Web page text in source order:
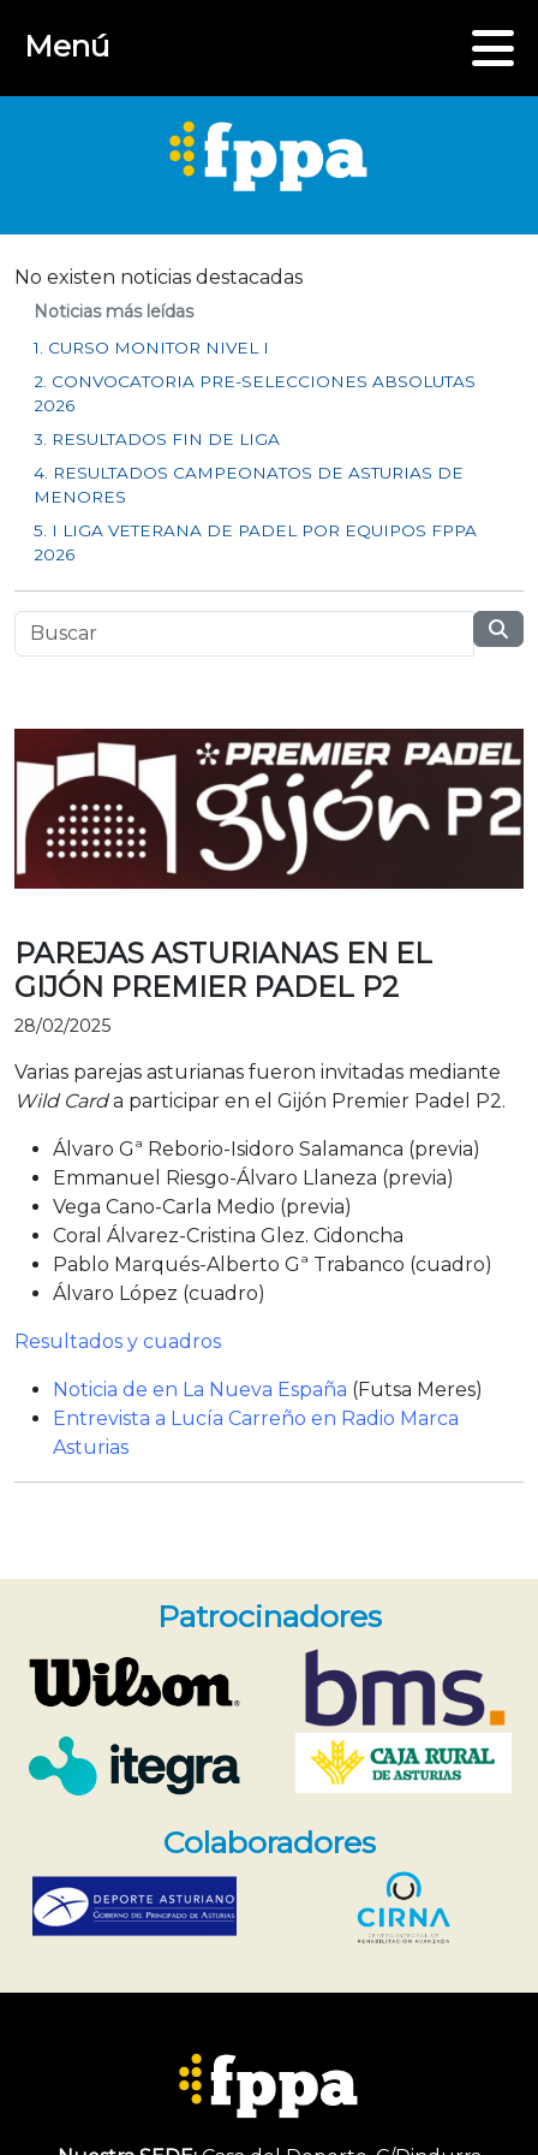
Menú
No existen noticias destacadas
Noticias más leídas
1. CURSO MONITOR NIVEL I
2. CONVOCATORIA PRE-SELECCIONES ABSOLUTAS
2026
3. RESULTADOS FIN DE LIGA
4. RESULTADOS CAMPEONATOS DE ASTURIAS DE
MENORES
5. I LIGA VETERANA DE PADEL POR EQUIPOS FPPA
2026
PAREJAS ASTURIANAS EN EL
GIJÓN PREMIER PADEL P2
28/02/2025
Varias parejas asturianas fueron invitadas mediante
Wild Carda participar en el Gijón Premier Padel P2.
Álvaro Gª Reborio-Isidoro Salamanca (previa)
Emmanuel Riesgo-Álvaro Llaneza (previa)
Vega Cano-Carla Medio (previa)
Coral Álvarez-Cristina Glez. Cidoncha
Pablo Marqués-Alberto Gª Trabanco (cuadro)
Álvaro López (cuadro)
Resultados y cuadros
Noticia de en La Nueva España (Futsa Meres)
Entrevista a Lucía Carreño en Radio Marca
Asturias
Patrocinadores
Colaboradores